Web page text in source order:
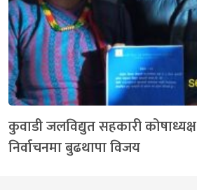
कुवाडी जलविद्युत सहकारी
निर्वाचनमा बुढथापा विजय